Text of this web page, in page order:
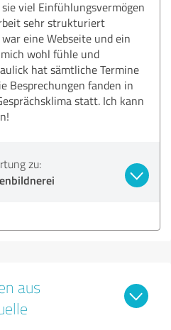
viel Einfühlungsvermögen
sehr strukturiert
eine Webseite und ein
wohl fühle und
hat sämtliche Termine
Besprechungen fanden in
statt. Ich kann
zu:
aus